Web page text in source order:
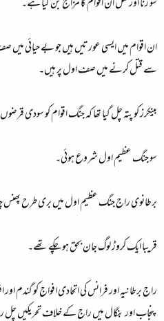
سو زنا اور قتل ان اقوام کا مزاج بن گیا ہے۔
ان اقوام میں ایسی عورتیں ہیں جو بے حیائی میں
سے قتل کرنے میں صف اول پر ہیں۔
بینکرز کو پتہ چل گیا تھا کہ جنگ اقوام کو سودی
سو جنگ عظیم اول شروع ہوئی۔
برطانوی راج جنگ عظیم اول میں بری طرح پھنس
قریبا ایک کروڑ لوگ جان بحق ہو چکے تھے۔
راج برطانیہ اور فرانس کی اتحادی افواج کو
پنجاب اور بنگال میں راج کے خلاف تحریکیں چل